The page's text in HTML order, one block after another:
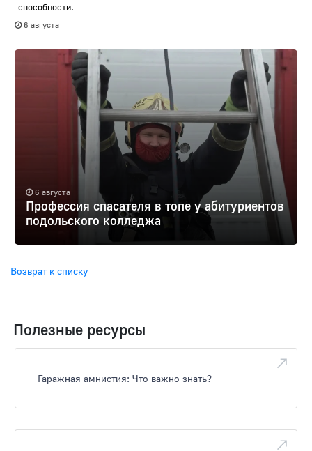
способности.
6 августа
6 августа
Профессия спасателя в топе у абитуриентов
подольского колледжа
Возврат к списку
Полезные ресурсы
Гаражная амнистия: Что важно знать?